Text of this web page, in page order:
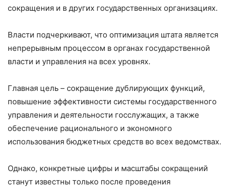
сокращения и в других государственных организациях.
Власти подчеркивают, что оптимизация штата является
непрерывным процессом в органах государственной
власти и управления на всех уровнях.
Главная цель – сокращение дублирующих функций,
повышение эффективности системы государственного
управления и деятельности госслужащих, а также
обеспечение рационального и экономного
использования бюджетных средств во всех ведомствах.
Однако, конкретные цифры и масштабы сокращений
станут известны только после проведения